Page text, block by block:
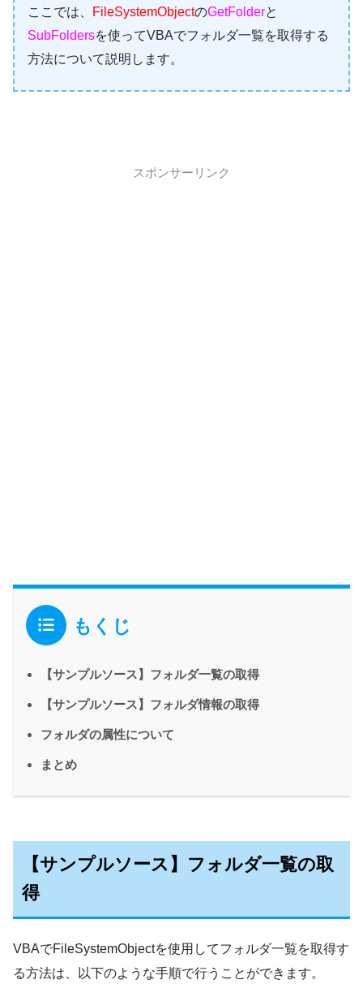
ここでは、 FileSystemObjectのGetFolderと
SubFoldersを使ってVBAでフォルダ一覧を取得する
方法について説明します。
スポンサーリンク
もくじ
【サンプルソース】フォルダ一覧の取得
【サンプルソース】フォルダ情報の取得
フォルダの属性について
まとめ
【サンプルソース】フォルダ一覧の取
得
VBAでFileSystemObjectを使用してフォルダ一覧を取得す
る方法は、以下のような手順で行うことができます。